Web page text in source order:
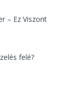
– Ez Viszont
felé?